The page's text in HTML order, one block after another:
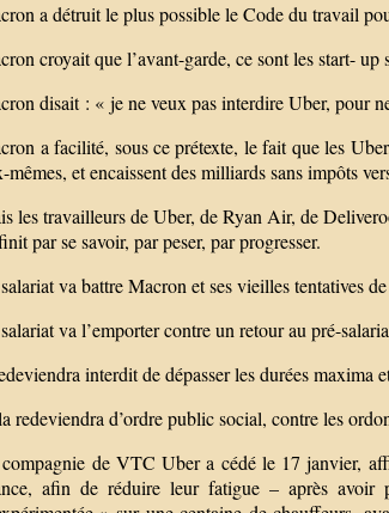
a détruit le plus possible le Code du travail
croyait que l’avant-garde, ce sont les start-
disait : « je ne veux pas interdire Uber, pour
a facilité, sous ce prétexte, le fait que les
mêmes, et encaissent des milliards sans impôts
les travailleurs de Uber, de Ryan Air, de
par se savoir, par peser, par progresser.
va battre Macron et ses vieilles tentatives
va l’emporter contre un retour au pré-
interdit de dépasser les durées maxima
redeviendra d’ordre public social, contre les
de VTC Uber a cédé le 17 janvier,
afin de réduire leur fatigue – après avoir